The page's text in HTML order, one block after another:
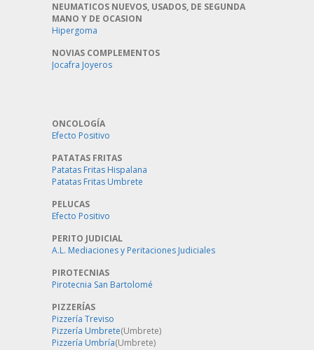
NEUMATICOS NUEVOS, USADOS, DE SEGUNDA
MANO Y DE OCASION
Hipergoma
NOVIAS COMPLEMENTOS
Jocafra Joyeros
ONCOLOGÍA
Efecto Positivo
PATATAS FRITAS
Patatas Fritas Hispalana
Patatas Fritas Umbrete
PELUCAS
Efecto Positivo
PERITO JUDICIAL
A.L. Mediaciones y Peritaciones Judiciales
PIROTECNIAS
Pirotecnia San Bartolomé
PIZZERÍAS
Pizzería Treviso
Pizzería Umbrete(Umbrete)
Pizzería Umbría(Umbrete)